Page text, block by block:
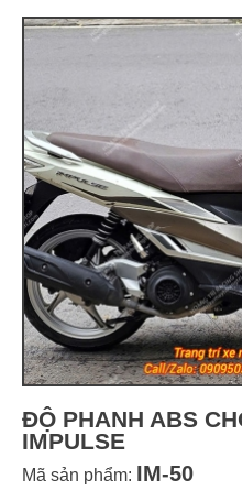
ĐỘ PHANH ABS
IMPULSE
Mã sản phẩm: IM-50